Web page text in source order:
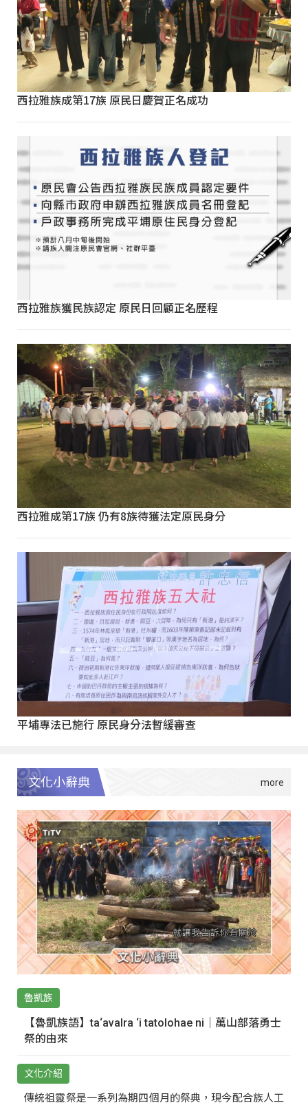
西拉雅族成第17族 原民日慶賀正名成功
西拉雅族獲民族認定 原民日回顧正名歷程
西拉雅成第17族 仍有8族待獲法定原民身分
平埔專法已施行 原民身分法暫緩審查
文化小辭典
魯凱族
【魯凱族語】ta‘avalra ‘i tatolohae ni｜萬山部落勇士
祭的由來
文化介紹
傳統祖靈祭是一系列為期四個月的祭典，現今配合族人工